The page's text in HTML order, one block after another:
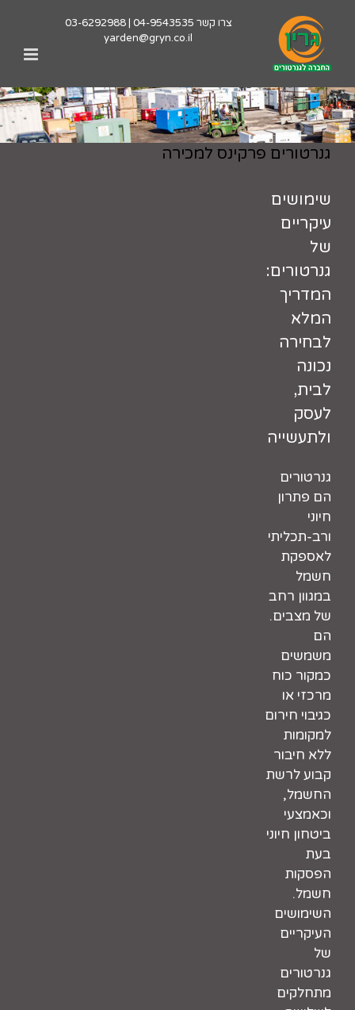
צרו קשר 04-9543535
|
03-6292988
yarden@gryn.co.il
גנרטורים פרקינס למכירה
שימושים
עיקריים
של
גנרטורים:
המדריך
המלא
לבחירה
נכונה
לבית,
לעסק
ולתעשייה
גנרטורים
הם פתרון
חיוני
ורב-תכליתי
לאספקת
חשמל
במגוון רחב
של מצבים.
הם
משמשים
כמקור כוח
מרכזי או
כגיבוי חירום
למקומות
ללא חיבור
קבוע לרשת
החשמל,
וכאמצעי
ביטחון חיוני
בעת
הפסקות
חשמל.
השימושים
העיקריים
של
גנרטורים
מתחלקים